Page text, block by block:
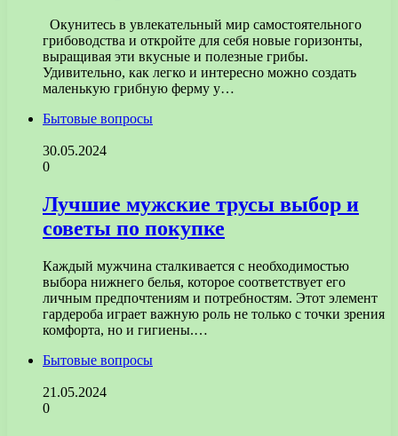
Окунитесь в увлекательный мир самостоятельного
грибоводства и откройте для себя новые горизонты,
выращивая эти вкусные и полезные грибы.
Удивительно, как легко и интересно можно создать
маленькую грибную ферму у…
Бытовые вопросы
30.05.2024
0
Лучшие мужские трусы выбор и
советы по покупке
Каждый мужчина сталкивается с необходимостью
выбора нижнего белья, которое соответствует его
личным предпочтениям и потребностям. Этот элемент
гардероба играет важную роль не только с точки зрения
комфорта, но и гигиены.…
Бытовые вопросы
21.05.2024
0